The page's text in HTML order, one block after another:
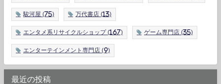
駿河屋 (75) 万代書店 (13)
エンタメ系リサイクルショップ (167) ゲーム専門店 (35)
エンターテインメント専門店 (9)
最近の投稿